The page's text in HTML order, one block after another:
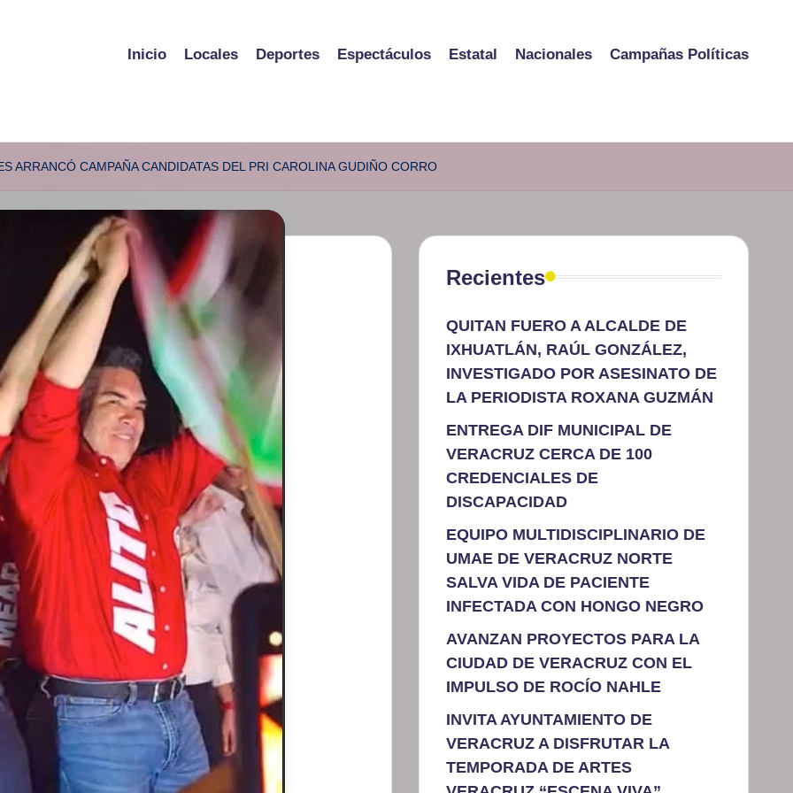
Inicio Locales Deportes Espectáculos Estatal Nacionales Campañas Políticas
ARRANCÓ CAMPAÑA CANDIDATAS DEL PRI CAROLINA GUDIÑO CORRO
Recientes
QUITAN FUERO A ALCALDE DE
IXHUATLÁN, RAÚL GONZÁLEZ,
INVESTIGADO POR ASESINATO DE
LA PERIODISTA ROXANA GUZMÁN
ENTREGA DIF MUNICIPAL DE
VERACRUZ CERCA DE 100
CREDENCIALES DE
DISCAPACIDAD
EQUIPO MULTIDISCIPLINARIO DE
UMAE DE VERACRUZ NORTE
SALVA VIDA DE PACIENTE
INFECTADA CON HONGO NEGRO
AVANZAN PROYECTOS PARA LA
CIUDAD DE VERACRUZ CON EL
IMPULSO DE ROCÍO NAHLE
INVITA AYUNTAMIENTO DE
VERACRUZ A DISFRUTAR LA
TEMPORADA DE ARTES